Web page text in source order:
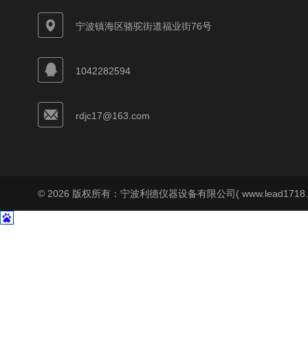
宁波镇海区骆驼街道福业街76号
1042282594
rdjc17@163.com
© 2026 版权所有：宁波利德仪器设备有限公司(